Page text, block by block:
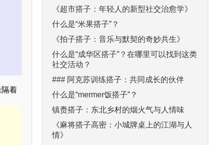
着
《超市搭子：年轻人的新型社交治愈学》
什么是“米果搭子”？
《拍子搭子：音乐与默契的奇妙共生》
什么是“成华区搭子”？在哪里可以找到这类
社交活动？
### 阿克苏训练搭子：共同成长的伙伴
什么是“mermer饭搭子”？
镇赉搭子：东北乡村的烟火气与人情味
《麻将搭子高密：小城牌桌上的江湖与人
情》